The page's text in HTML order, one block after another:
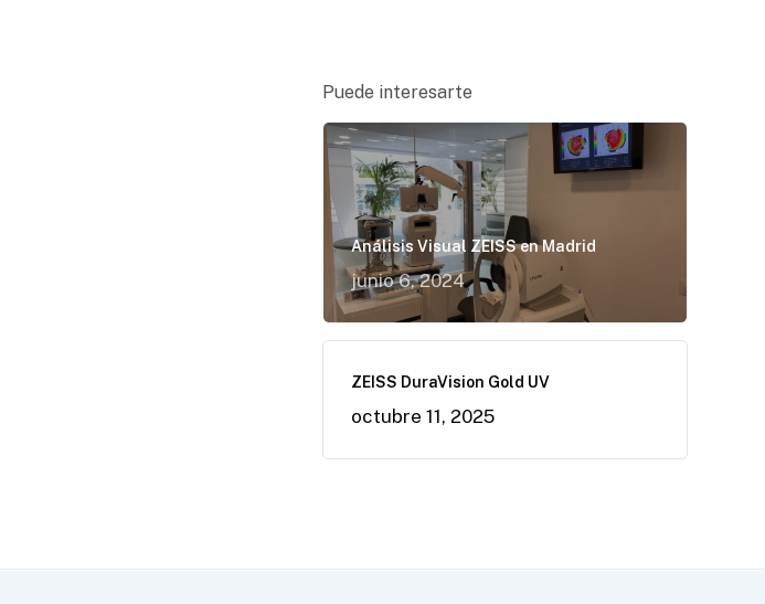
Puede interesarte
Análisis Visual ZEISS en Madrid
junio 6, 2024
ZEISS DuraVision Gold UV
octubre 11, 2025